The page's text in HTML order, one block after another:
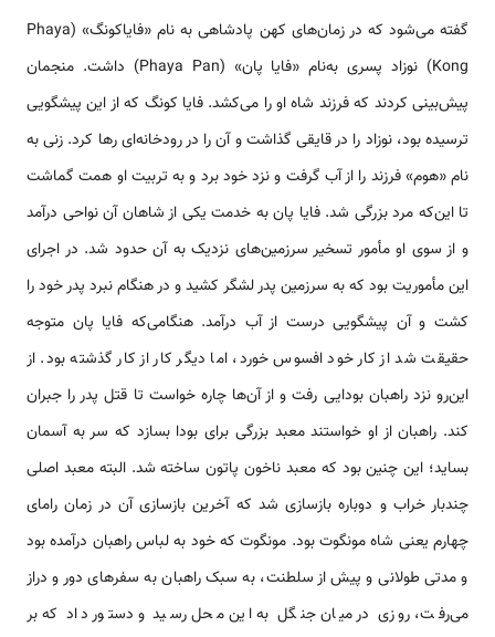
گفته می‌شود که در زمان‌های کهن پادشاهی به نام «فایاکونگ» (Phaya
Kong) نوزاد پسری به‌نام «فایا پان» (Phaya Pan) داشت. منجمان
پیش‌بینی کردند که فرزند شاه او را می‌کشد. فایا کونگ که از این پیشگویی
ترسیده بود، نوزاد را در قایقی گذاشت و آن را در رودخانه‌ای رها کرد. زنی به
نام «هوم» فرزند را از آب گرفت و نزد خود برد و به تربیت او همت گماشت
تا این‌که مرد بزرگی شد. فایا پان به خدمت یکی از شاهان آن نواحی درآمد
و از سوی او مأمور تسخیر سرزمین‌های نزدیک به آن حدود شد. در اجرای
این مأموریت بود که به سرزمین پدر لشگر کشید و در هنگام نبرد پدر خود را
کشت و آن پیشگویی درست از آب درآمد. هنگامی‌که فایا پان متوجه
حقیقت شد از کار خود افسوس خورد، اما دیگر کار از کار گذشته بود. از
این‌رو نزد راهبان بودایی رفت و از آن‌ها چاره خواست تا قتل پدر را جبران
کند. راهبان از او خواستند معبد بزرگی برای بودا بسازد که سر به آسمان
بساید؛ این چنین بود که معبد ناخون پاتون ساخته شد. البته معبد اصلی
چندبار خراب و دوباره بازسازی شد که آخرین بازسازی آن در زمان رامای
چهارم یعنی شاه مونگوت بود. مونگوت که خود به لباس راهبان درآمده بود
و مدتی طولانی و پیش از سلطنت، به سبک راهبان به سفرهای دور و دراز
می‌رفت، روزی در میان جنگل به این محل رسید و دستور داد که بر